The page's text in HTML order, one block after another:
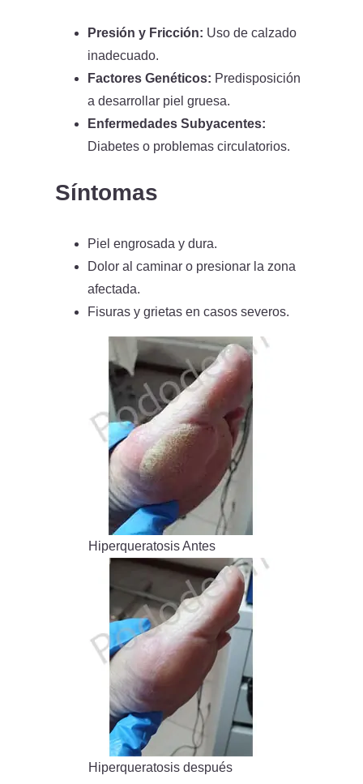
Presión y Fricción: Uso de calzado
inadecuado.
Factores Genéticos: Predisposición
a desarrollar piel gruesa.
Enfermedades Subyacentes:
Diabetes o problemas circulatorios.
Síntomas
Piel engrosada y dura.
Dolor al caminar o presionar la zona
afectada.
Fisuras y grietas en casos severos.
Hiperqueratosis Antes
Hiperqueratosis después